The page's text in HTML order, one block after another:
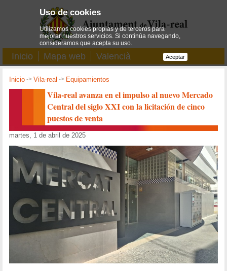
Inicio Mapa web Valencià
Inicio ->Vila-real -> Equipamientos
Vila-real avanza en el impulso al nuevo Mercado
Central del siglo XXI con la licitación de cinco
puestos de venta
martes, 1 de abril de 2025
Uso de cookies
Utilizamos cookies propias y de terceros para
mejorar nuestros servicios. Si continúa navegando,
consideramos que acepta su uso.
Aceptar